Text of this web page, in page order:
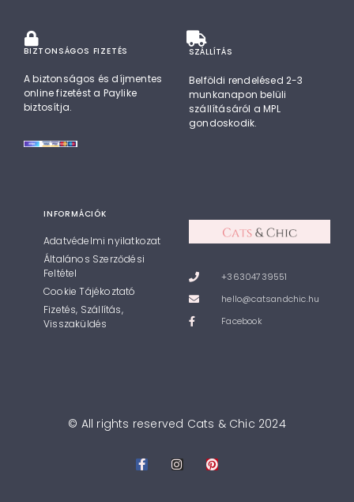
BIZTONSÁGOS FIZETÉS
A biztonságos és díjmentes
online fizetést a Paylike
biztosítja.
SZÁLLÍTÁS
Belföldi rendelésed 2-3
munkanapon belüli
szállításáról a MPL
gondoskodik.
INFORMÁCIÓK
Adatvédelmi nyilatkozat
Általános Szerződési
Feltétel
Cookie Tájékoztató
Fizetés, Szállítás,
Visszaküldés
+36304739551
hello@catsandchic.hu
Facebook
© All rights reserved Cats & Chic 2024